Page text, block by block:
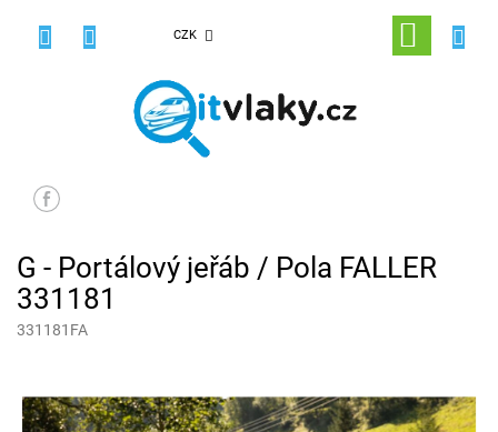
CZK
NÁKUPNÍ
KOŠÍK
G - Portálový jeřáb / Pola FALLER
331181
331181FA